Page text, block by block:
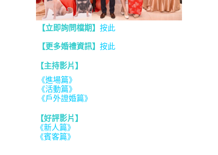
【立即詢問檔期】 按此
【更多婚禮資訊】 按此
【主持影片】
《進場篇》
《活動篇》
《戶外證婚篇》
【好評影片】
《新人篇》
《賓客篇》